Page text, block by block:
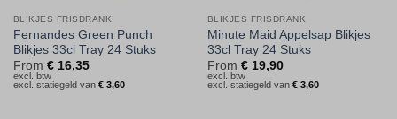
BLIKJES FRISDRANK
Fernandes Green Punch
Blikjes 33cl Tray 24 Stuks
From €16,35
excl. btw
excl. statiegeld van €3,60
BLIKJES FRISDRANK
Minute Maid Appelsap Blikjes
33cl Tray 24 Stuks
From €19,90
excl. btw
excl. statiegeld van €3,60